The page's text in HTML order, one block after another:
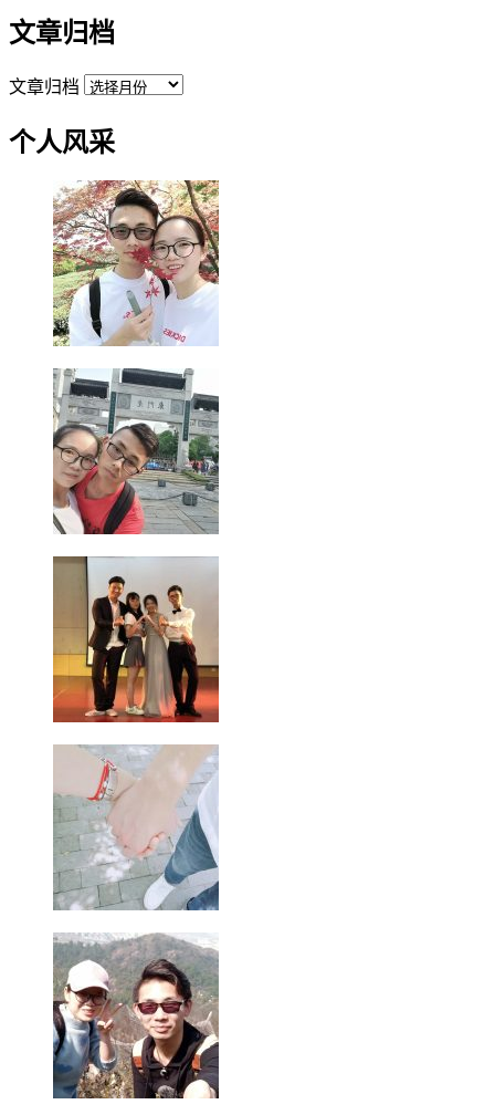
文章归档
文章归档
个人风采